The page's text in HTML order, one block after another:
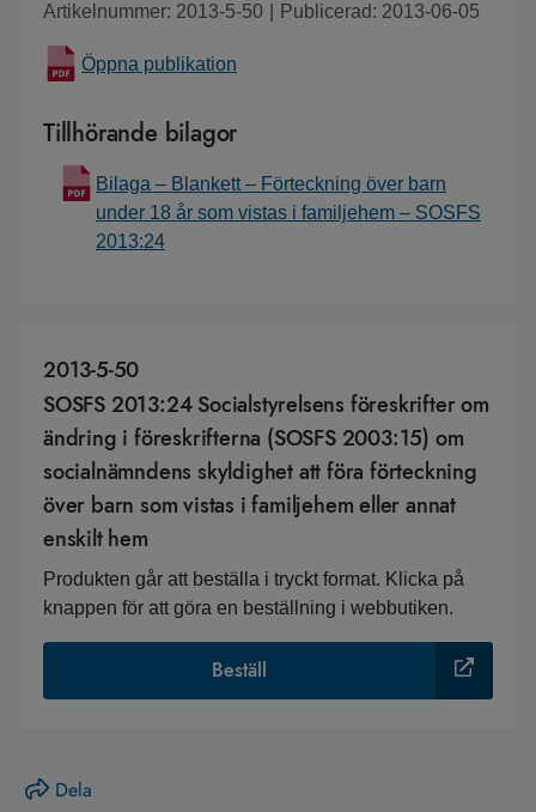
Artikelnummer: 2013-5-50 Publicerad: 2013-06-05
Öppna publikation
Tillhörande bilagor
Bilaga – Blankett – Förteckning över barn
under 18 år som vistas i familjehem – SOSFS
2013:24
2013-5-50
SOSFS 2013:24 Socialstyrelsens föreskrifter om
ändring i föreskrifterna (SOSFS 2003:15) om
socialnämndens skyldighet att föra förteckning
över barn som vistas i familjehem eller annat
enskilt hem
Produkten går att beställa i tryckt format. Klicka på
knappen för att göra en beställning i webbutiken.
Beställ
Dela